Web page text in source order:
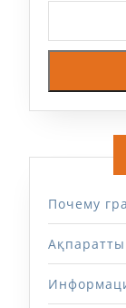
Почему